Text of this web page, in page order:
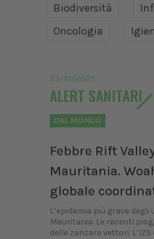
Biodiversità
Oncologia
23/10/2025
ALERT SANITARI
DAL MONDO
Febbre Rift
Mauritania.
globale
L’epidemia più grave
Mauritania. Le recenti
delle zanzare vettori.